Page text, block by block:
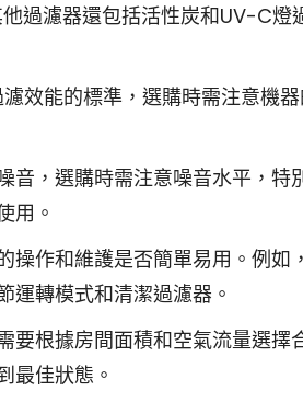
過濾器還包括活性炭和UV-C燈
效能的標準，選購時需注意機
音，選購時需注意噪音水平，特
用。
操作和維護是否簡單易用。例如
運轉模式和清潔過濾器。
要根據房間面積和空氣流量選擇
最佳狀態。